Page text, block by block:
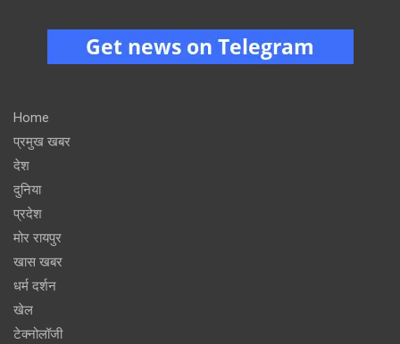
Home
प्रमुख खबर
देश
दुनिया
प्रदेश
मोर रायपुर
खास खबर
धर्म दर्शन
खेल
टेक्नोलॉजी